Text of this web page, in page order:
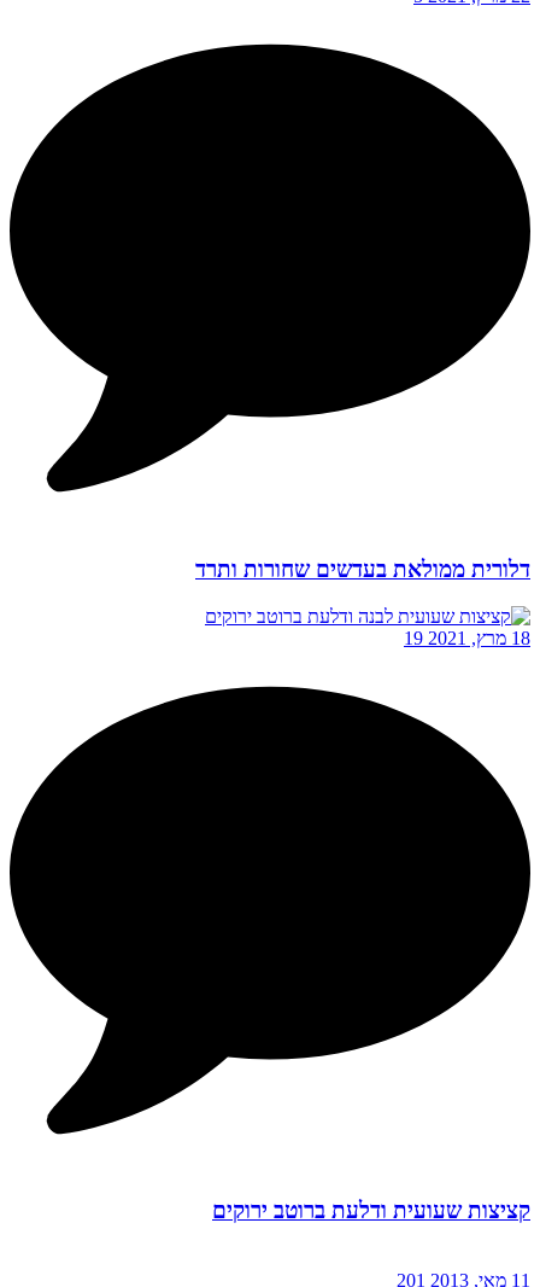
דלורית ממולאת בעדשים שחורות ותרד
18 מרץ, 2021 19
קציצות שעועית ודלעת ברוטב ירוקים
11 מאי, 2013 201